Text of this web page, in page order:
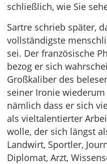
schließlich, wie Sie
Sartre schrieb später,
vollständigste
sei. Der französische
bezog er sich
Großkaliber des
seiner Ironie
nämlich dass er sich
als vieltalentierter
wolle, der sich längst
Landwirt, Sportler,
Diplomat, Arzt,